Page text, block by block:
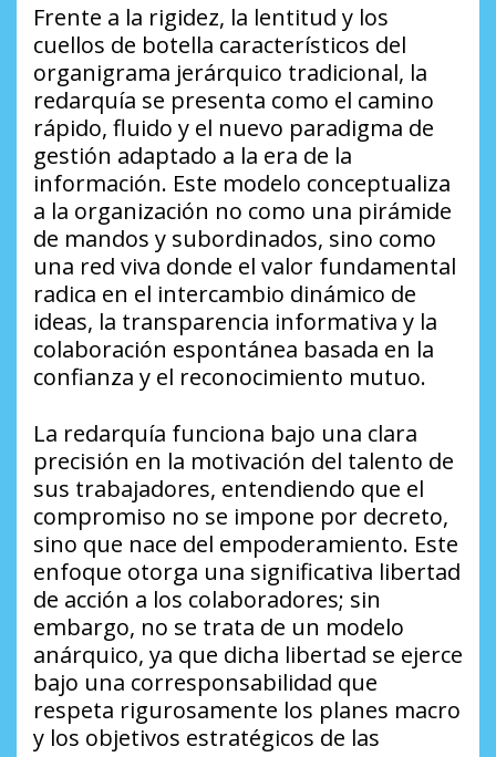
​Frente a la rigidez, la lentitud y los
cuellos de botella característicos del
organigrama jerárquico tradicional, la
redarquía se presenta como el camino
rápido, fluido y el nuevo paradigma de
gestión adaptado a la era de la
información. Este modelo conceptualiza
a la organización no como una pirámide
de mandos y subordinados, sino como
una red viva donde el valor fundamental
radica en el intercambio dinámico de
ideas, la transparencia informativa y la
colaboración espontánea basada en la
confianza y el reconocimiento mutuo.
​La redarquía funciona bajo una clara
precisión en la motivación del talento de
sus trabajadores, entendiendo que el
compromiso no se impone por decreto,
sino que nace del empoderamiento. Este
enfoque otorga una significativa libertad
de acción a los colaboradores; sin
embargo, no se trata de un modelo
anárquico, ya que dicha libertad se ejerce
bajo una corresponsabilidad que
respeta rigurosamente los planes macro
y los objetivos estratégicos de las